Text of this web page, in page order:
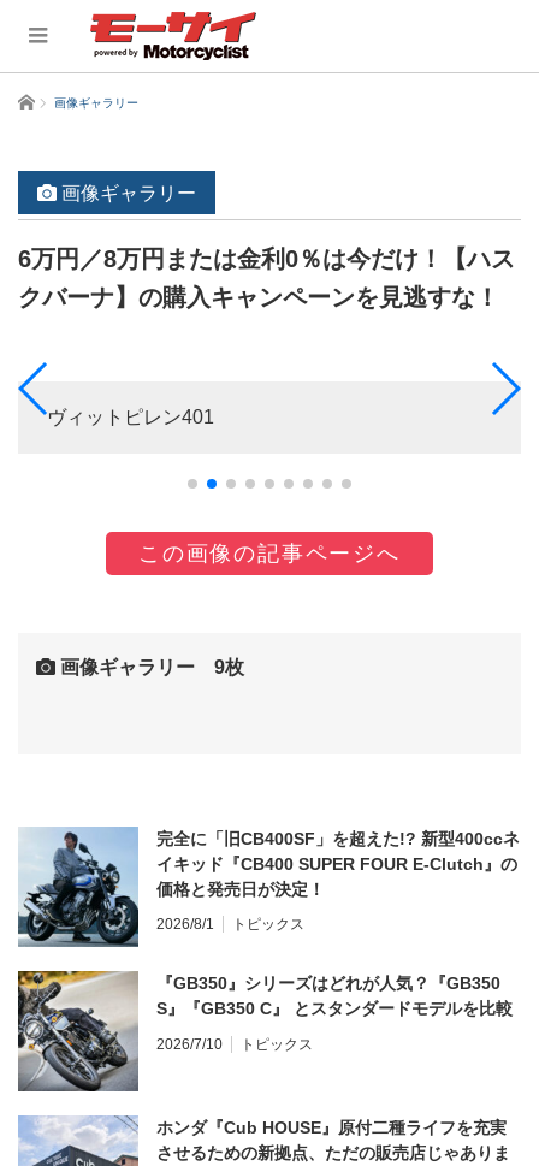
ホーム 画像ギャラリー
画像ギャラリー
6万円／8万円または金利0％は今だけ！【ハス
クバーナ】の購入キャンペーンを見逃すな！
ヴィットピレン401
この画像の記事ページへ
画像ギャラリー 9枚
完全に「旧CB400SF」を超えた!? 新型400ccネ
イキッド『CB400 SUPER FOUR E-Clutch』の
価格と発売日が決定！
2026/8/1 トピックス
『GB350』シリーズはどれが人気？『GB350
S』『GB350 C』 とスタンダードモデルを比較
2026/7/10 トピックス
ホンダ『Cub HOUSE』原付二種ライフを充実
させるための新拠点、ただの販売店じゃありま